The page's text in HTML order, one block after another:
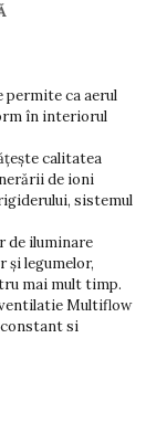
permite ca aerul
în interiorul
calitatea
de ioni
sistemul
de iluminare
și legumelor,
mai mult timp.
Multiflow
si